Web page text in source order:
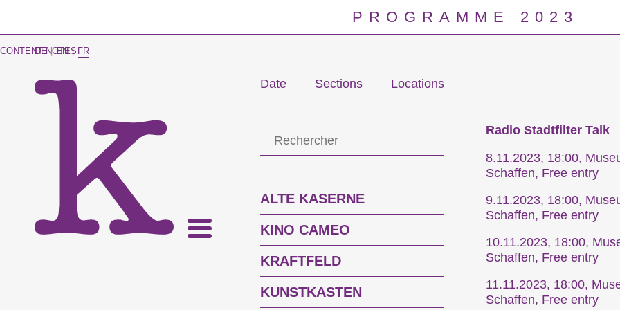
PROGRAMME 2023
CONTENT NOTES
DE | EN | FR
Date Sections Locations
ALTE KASERNE
KINO CAMEO
KRAFTFELD
KUNSTKASTEN
Radio Stadtfilter Talk
8.11.2023, 18:00,
Schaffen, Free entry
9.11.2023, 18:00,
Schaffen, Free entry
10.11.2023, 18:00,
Schaffen, Free entry
11.11.2023, 18:00,
Schaffen, Free entry
Programme